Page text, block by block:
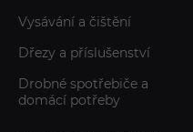
Vysávání a čištění
Dřezy a příslušenství
Drobné spotřebiče a
domácí potřeby